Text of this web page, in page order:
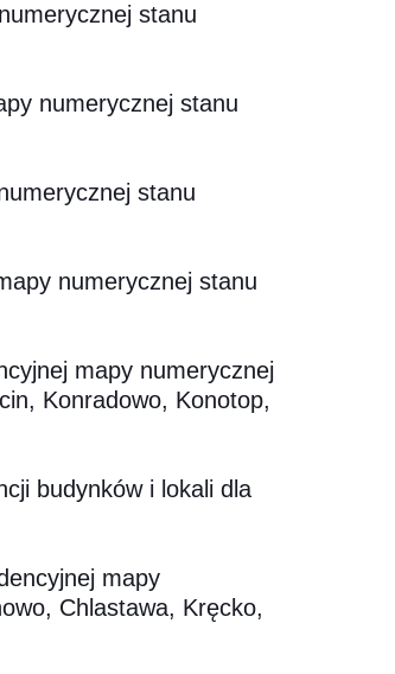
stanu
numerycznej stanu
stanu
numerycznej stanu
mapy numerycznej
Konradowo, Konotop,
budynków i lokali dla
mapy
Chlastawa, Kręcko,